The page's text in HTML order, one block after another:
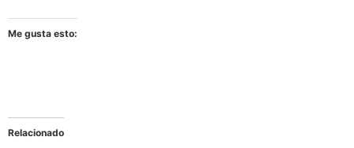
Me gusta esto:
Relacionado